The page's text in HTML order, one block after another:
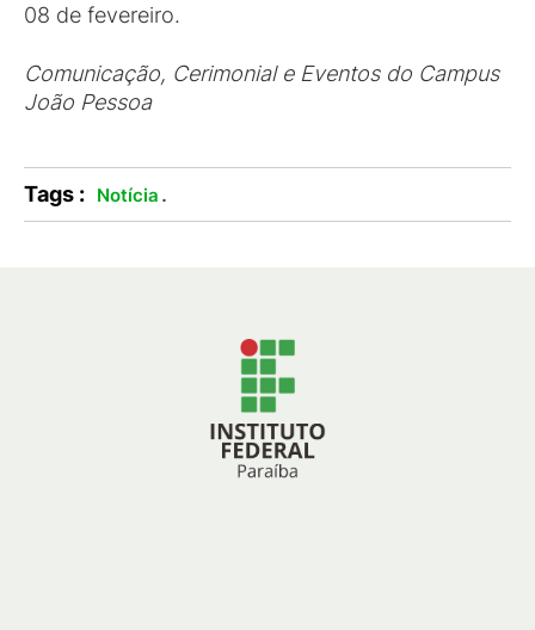
08 de fevereiro.
Comunicação, Cerimonial e Eventos do Campus
João Pessoa
Tags : Notícia .